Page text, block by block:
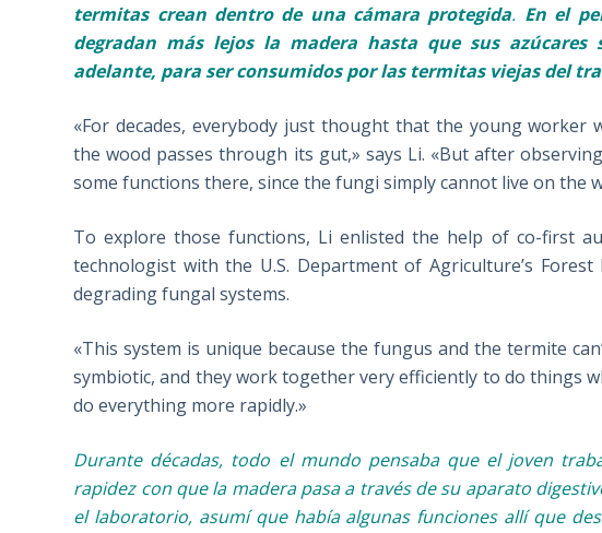
termitas crean dentro de una cámara protegida. En el
degradan más lejos la madera hasta que sus
adelante, para ser consumidos por las termitas viejas del
«For decades, everybody just thought that the young worker
the wood passes through its gut,» says Li. «But after
some functions there, since the fungi simply cannot live on the
To explore those functions, Li enlisted the help of co-first
technologist with the U.S. Department of Agriculture’s
degrading fungal systems.
«This system is unique because the fungus and the termite
symbiotic, and they work together very efficiently to do things
do everything more rapidly.»
Durante décadas, todo el mundo pensaba que el joven
rapidez con que la madera pasa a través de su aparato
el laboratorio, asumí que había algunas funciones allí que